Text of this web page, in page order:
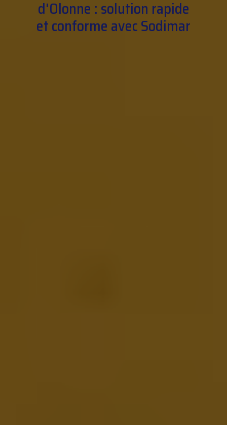
d'Olonne : solution rapide
et conforme avec Sodimar